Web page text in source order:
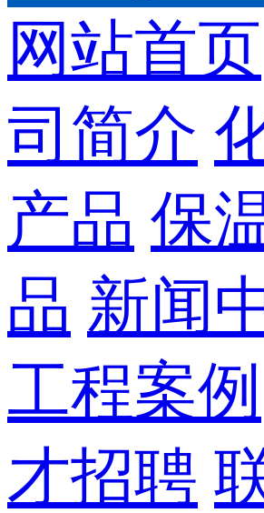
网站首页
司简介
产品 保
品 新闻
工程案例
才招聘